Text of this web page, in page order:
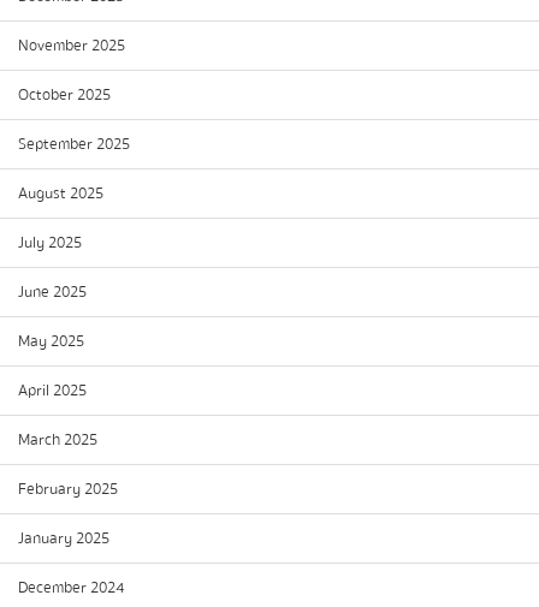
November 2025
October 2025
September 2025
August 2025
July 2025
June 2025
May 2025
April 2025
March 2025
February 2025
January 2025
December 2024